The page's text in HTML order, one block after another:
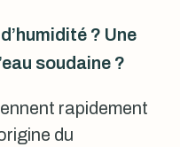
? Une
soudaine ?
rapidement
du